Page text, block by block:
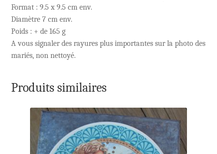
Format : 9.5 x 9.5 cm env.
Diamètre 7 cm env.
Poids : + de 165 g
A vous signaler des rayures plus importantes sur la photo des
mariés, non nettoyé.
Produits similaires